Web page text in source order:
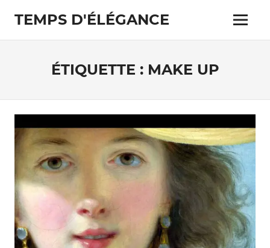
content
TEMPS D'ÉLÉGANCE
Pour
passionnés
Menu
ÉTIQUETTE : MAKE UP